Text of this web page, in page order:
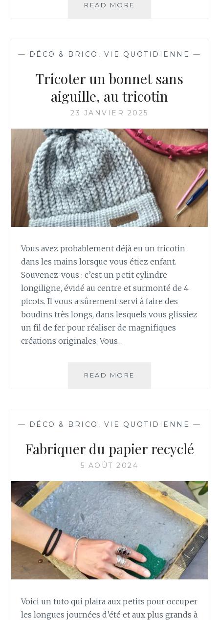
READ MORE
H
R
G
E
R
N
E
R
O
U
E
D
E
C
A
G
E
O
U
E
— DÉCO & BRICO , VIE QUOTIDIENNE —
Tricoter un bonnet sans
aiguille, au tricotin
23 JANVIER 2025
Vous avez probablement déjà eu un tricotin
dans les mains lorsque vous étiez enfant.
Souvenez-vous : c’est un petit cylindre
longiligne, évidé au centre et surmonté de 4
picots. Il vous a sûrement servi à faire des
boudins très longs, dans lesquels vous glissiez
un fil de fer pour réaliser de magnifiques
créations originales. Vous…
READ MORE
T
R
U
B
O
N
E
T
S
A
N
S
I
G
— DÉCO & BRICO , VIE QUOTIDIENNE —
Fabriquer du papier recyclé
5 AOÛT 2024
Voici un tuto qui plaira aux petits pour occuper
les longues journées d’été et aux plus grands à